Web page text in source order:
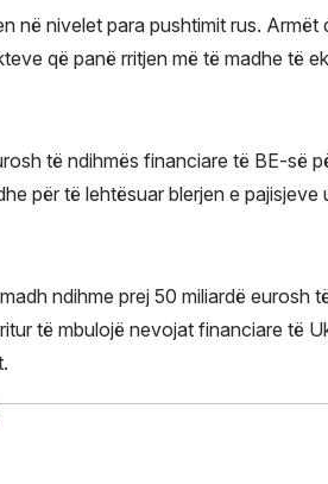
në nivelet para pushtimit rus. Armët
që panë rritjen më të madhe të
të ndihmës financiare të BE-së
për të lehtësuar blerjen e pajisjeve
ndihme prej 50 miliardë eurosh
të mbulojë nevojat financiare të